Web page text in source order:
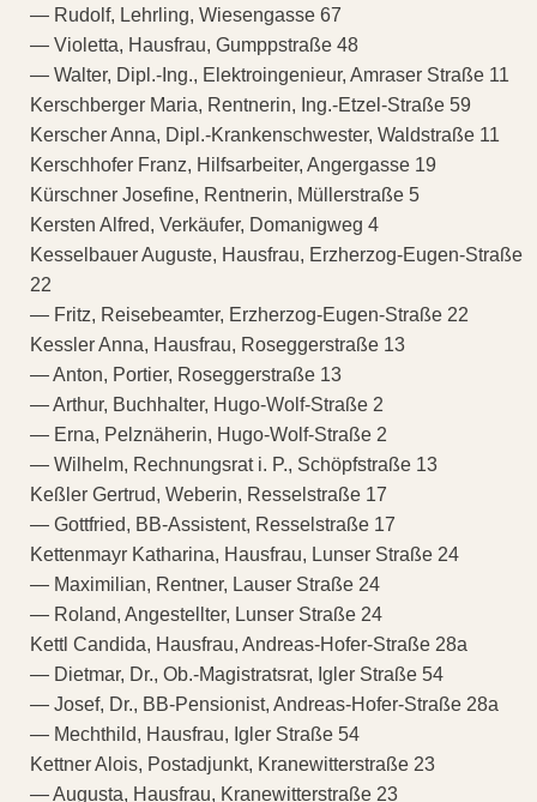
— Rudolf, Lehrling, Wiesengasse 67
— Violetta, Hausfrau, Gumppstraße 48
— Walter, Dipl.-Ing., Elektroingenieur, Amraser Straße 11
Kerschberger Maria, Rentnerin, Ing.-Etzel-Straße 59
Kerscher Anna, Dipl.-Krankenschwester, Waldstraße 11
Kerschhofer Franz, Hilfsarbeiter, Angergasse 19
Kürschner Josefine, Rentnerin, Müllerstraße 5
Kersten Alfred, Verkäufer, Domanigweg 4
Kesselbauer Auguste, Hausfrau, Erzherzog-Eugen-Straße
22
— Fritz, Reisebeamter, Erzherzog-Eugen-Straße 22
Kessler Anna, Hausfrau, Roseggerstraße 13
— Anton, Portier, Roseggerstraße 13
— Arthur, Buchhalter, Hugo-Wolf-Straße 2
— Erna, Pelznäherin, Hugo-Wolf-Straße 2
— Wilhelm, Rechnungsrat i. P., Schöpfstraße 13
Keßler Gertrud, Weberin, Resselstraße 17
— Gottfried, BB-Assistent, Resselstraße 17
Kettenmayr Katharina, Hausfrau, Lunser Straße 24
— Maximilian, Rentner, Lauser Straße 24
— Roland, Angestellter, Lunser Straße 24
Kettl Candida, Hausfrau, Andreas-Hofer-Straße 28a
— Dietmar, Dr., Ob.-Magistratsrat, Igler Straße 54
— Josef, Dr., BB-Pensionist, Andreas-Hofer-Straße 28a
— Mechthild, Hausfrau, Igler Straße 54
Kettner Alois, Postadjunkt, Kranewitterstraße 23
— Augusta, Hausfrau, Kranewitterstraße 23